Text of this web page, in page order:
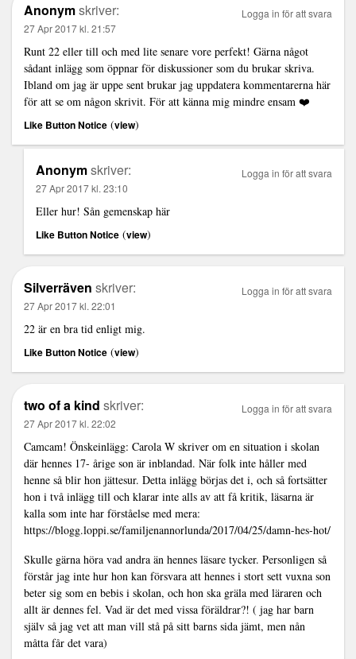
Anonymskriver:
27 Apr 2017 kl. 21:57
Runt 22 eller till och med lite senare vore perfekt! Gärna något
sådant inlägg som öppnar för diskussioner som du brukar skriva.
Ibland om jag är uppe sent brukar jag uppdatera kommentarerna här
för att se om någon skrivit. För att känna mig mindre ensam ❤️
Like Button Notice (view)
Logga in för att svara
Anonymskriver:
27 Apr 2017 kl. 23:10
Eller hur! Sån gemenskap här
Like Button Notice (view)
Logga in för att svara
Silverräven skriver:
27 Apr 2017 kl. 22:01
22 är en bra tid enligt mig.
Like Button Notice (view)
Logga in för att svara
two of a kind skriver:
27 Apr 2017 kl. 22:02
Camcam! Önskeinlägg: Carola W skriver om en situation i skolan
där hennes 17- årige son är inblandad. När folk inte håller med
henne så blir hon jättesur. Detta inlägg börjas det i, och så fortsätter
hon i två inlägg till och klarar inte alls av att få kritik, läsarna är
kalla som inte har förståelse med mera:
https://blogg.loppi.se/familjenannorlunda/2017/04/25/damn-hes-hot/
Skulle gärna höra vad andra än hennes läsare tycker. Personligen så
förstår jag inte hur hon kan försvara att hennes i stort sett vuxna son
beter sig som en bebis i skolan, och hon ska gräla med läraren och
allt är dennes fel. Vad är det med vissa föräldrar?! ( jag har barn
själv så jag vet att man vill stå på sitt barns sida jämt, men nån
måtta får det vara)
Logga in för att svara